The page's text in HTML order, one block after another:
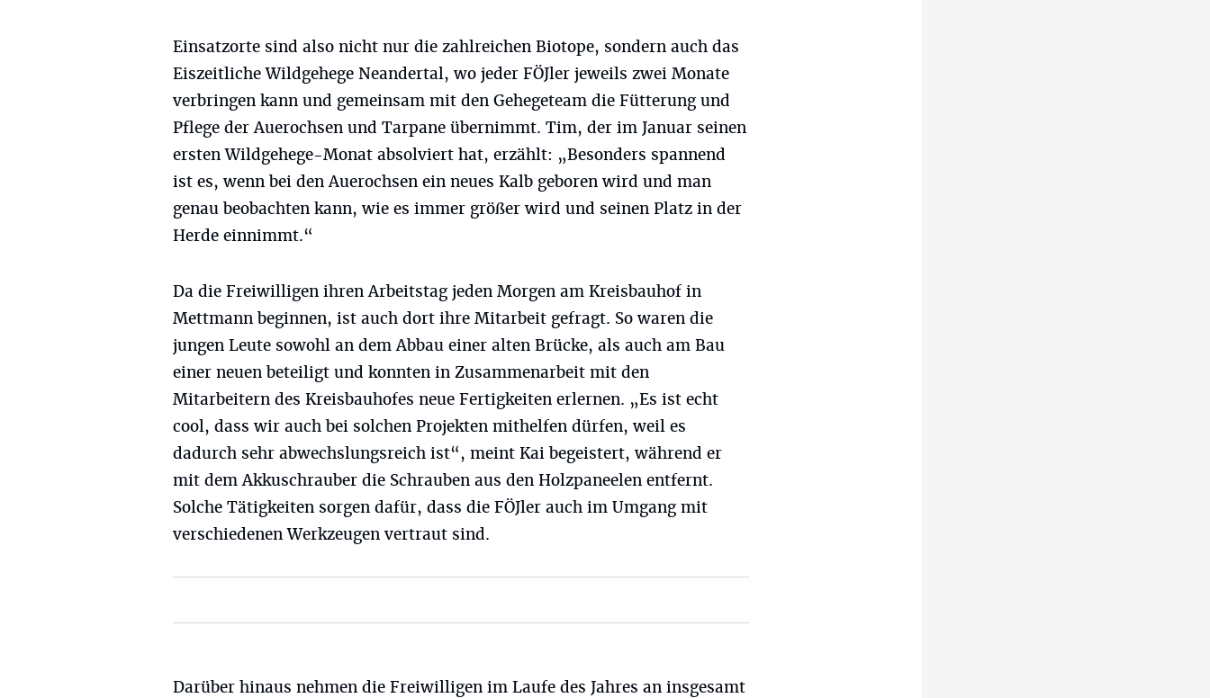
Einsatzorte sind also nicht nur die zahlreichen Biotope, sondern auch das
Eiszeitliche Wildgehege Neandertal, wo jeder FÖJler jeweils zwei Monate
verbringen kann und gemeinsam mit den Gehegeteam die Fütterung und
Pflege der Auerochsen und Tarpane übernimmt. Tim, der im Januar seinen
ersten Wildgehege-Monat absolviert hat, erzählt: „Besonders spannend
ist es, wenn bei den Auerochsen ein neues Kalb geboren wird und man
genau beobachten kann, wie es immer größer wird und seinen Platz in der
Herde einnimmt.“
Da die Freiwilligen ihren Arbeitstag jeden Morgen am Kreisbauhof in
Mettmann beginnen, ist auch dort ihre Mitarbeit gefragt. So waren die
jungen Leute sowohl an dem Abbau einer alten Brücke, als auch am Bau
einer neuen beteiligt und konnten in Zusammenarbeit mit den
Mitarbeitern des Kreisbauhofes neue Fertigkeiten erlernen. „Es ist echt
cool, dass wir auch bei solchen Projekten mithelfen dürfen, weil es
dadurch sehr abwechslungsreich ist“, meint Kai begeistert, während er
mit dem Akkuschrauber die Schrauben aus den Holzpaneelen entfernt.
Solche Tätigkeiten sorgen dafür, dass die FÖJler auch im Umgang mit
verschiedenen Werkzeugen vertraut sind.
Darüber hinaus nehmen die Freiwilligen im Laufe des Jahres an insgesamt